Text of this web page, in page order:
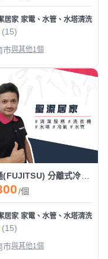
居家 家電、水管、水塔清洗 地
(15)
市與其他1個
/個
居家 家電、水管、水塔清洗 地
(15)
市與其他1個